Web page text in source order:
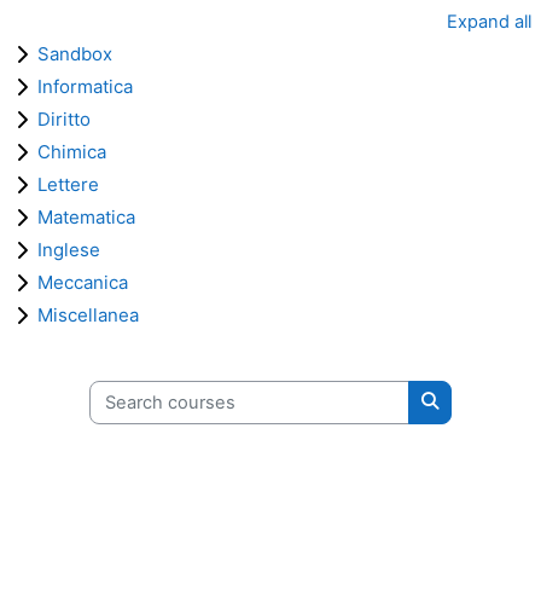
Expand all
Sandbox
Informatica
Diritto
Chimica
Lettere
Matematica
Inglese
Meccanica
Miscellanea
Search courses
Search